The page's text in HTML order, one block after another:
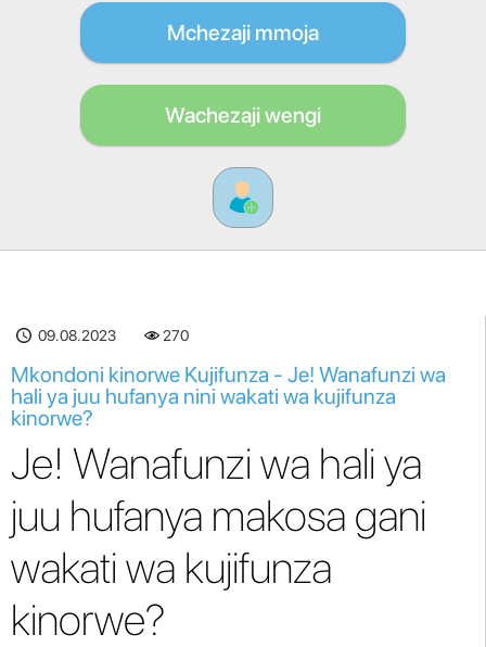
Mchezaji mmoja
Wachezaji wengi
09.08.2023 270
Mkondoni kinorwe Kujifunza - Je! Wanafunzi wa
hali ya juu hufanya nini wakati wa kujifunza
kinorwe?
Je! Wanafunzi wa hali ya
juu hufanya makosa gani
wakati wa kujifunza
kinorwe?